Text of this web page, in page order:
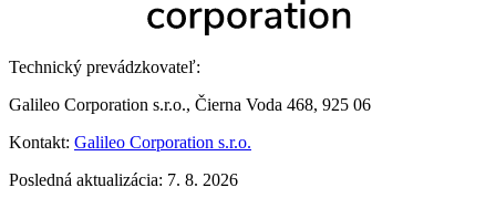
Technický prevádzkovateľ:
Galileo Corporation s.r.o., Čierna Voda 468, 925 06
Kontakt: Galileo Corporation s.r.o.
Posledná aktualizácia: 7. 8. 2026